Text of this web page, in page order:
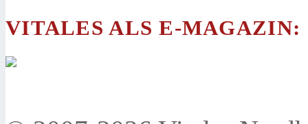
VITALES ALS E-MAGAZIN: